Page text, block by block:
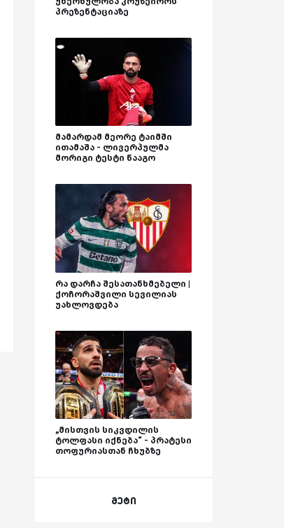
პრეზენტაციაზე
მამარდამ მეორე ტაიმში
ითამაშა - ლივერპულმა
მორიგი ტესტი წააგო
რა დარჩა შესათანხმებელი |
ქოჩორაშვილი სევილიას
უახლოვდება
„მისთვის სიკვდილის
ტოლფასი იქნება“ - პრატესი
თოფურიასთან ჩხუბზე
მეტი